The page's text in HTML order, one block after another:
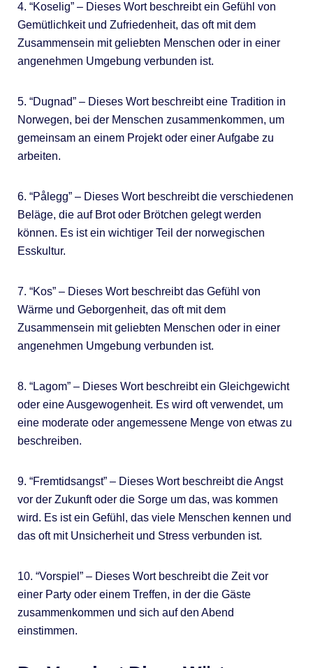
4. “Koselig” – Dieses Wort beschreibt ein Gefühl von
Gemütlichkeit und Zufriedenheit, das oft mit dem
Zusammensein mit geliebten Menschen oder in einer
angenehmen Umgebung verbunden ist.
5. “Dugnad” – Dieses Wort beschreibt eine Tradition in
Norwegen, bei der Menschen zusammenkommen, um
gemeinsam an einem Projekt oder einer Aufgabe zu
arbeiten.
6. “Pålegg” – Dieses Wort beschreibt die verschiedenen
Beläge, die auf Brot oder Brötchen gelegt werden
können. Es ist ein wichtiger Teil der norwegischen
Esskultur.
7. “Kos” – Dieses Wort beschreibt das Gefühl von
Wärme und Geborgenheit, das oft mit dem
Zusammensein mit geliebten Menschen oder in einer
angenehmen Umgebung verbunden ist.
8. “Lagom” – Dieses Wort beschreibt ein Gleichgewicht
oder eine Ausgewogenheit. Es wird oft verwendet, um
eine moderate oder angemessene Menge von etwas zu
beschreiben.
9. “Fremtidsangst” – Dieses Wort beschreibt die Angst
vor der Zukunft oder die Sorge um das, was kommen
wird. Es ist ein Gefühl, das viele Menschen kennen und
das oft mit Unsicherheit und Stress verbunden ist.
10. “Vorspiel” – Dieses Wort beschreibt die Zeit vor
einer Party oder einem Treffen, in der die Gäste
zusammenkommen und sich auf den Abend
einstimmen.